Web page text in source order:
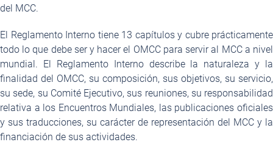
del MCC.
El Reglamento Interno tiene 13 capítulos y cubre prácticamente
todo lo que debe ser y hacer el OMCC para servir al MCC a nivel
mundial. El Reglamento Interno describe la naturaleza y la
finalidad del OMCC, su composición, sus objetivos, su servicio,
su sede, su Comité Ejecutivo, sus reuniones, su responsabilidad
relativa a los Encuentros Mundiales, las publicaciones oficiales
y sus traducciones, su carácter de representación del MCC y la
financiación de sus actividades.